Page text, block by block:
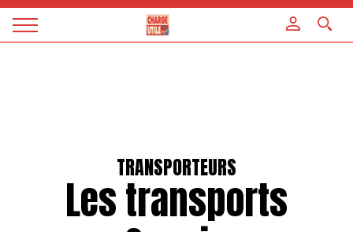
Magazine
TRANSPORTEURS
Les transports
Panneau de gestion des cookies